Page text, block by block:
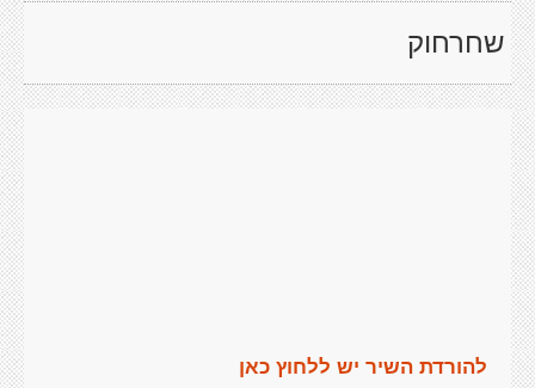
שחרחוק
להורדת השיר יש ללחוץ כאן